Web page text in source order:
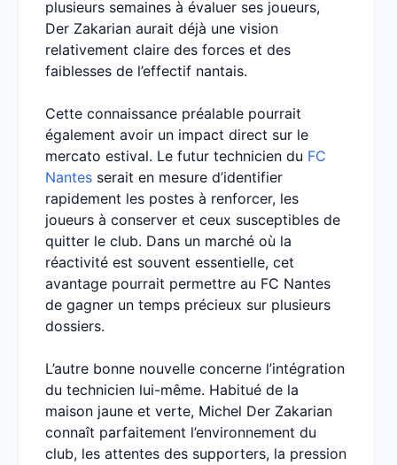
plusieurs semaines à évaluer ses joueurs,
Der Zakarian aurait déjà une vision
relativement claire des forces et des
faiblesses de l’effectif nantais.
Cette connaissance préalable pourrait
également avoir un impact direct sur le
mercato estival. Le futur technicien du FC
Nantes serait en mesure d’identifier
rapidement les postes à renforcer, les
joueurs à conserver et ceux susceptibles de
quitter le club. Dans un marché où la
réactivité est souvent essentielle, cet
avantage pourrait permettre au FC Nantes
de gagner un temps précieux sur plusieurs
dossiers.
L’autre bonne nouvelle concerne l’intégration
du technicien lui-même. Habitué de la
maison jaune et verte, Michel Der Zakarian
connaît parfaitement l’environnement du
club, les attentes des supporters, la pression